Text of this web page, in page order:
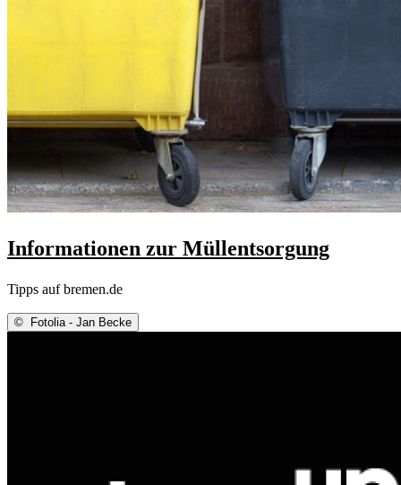
Informationen zur Müllentsorgung
Tipps auf bremen.de
© Fotolia - Jan Becke